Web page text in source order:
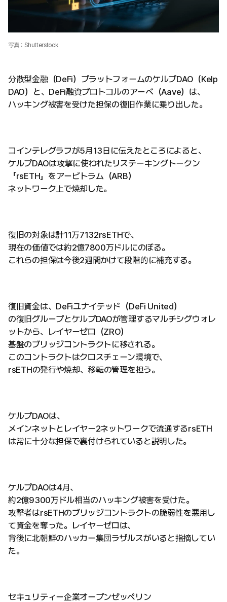
写真：Shutterstock
分散型金融（DeFi）プラットフォームのケルプDAO（Kelp
DAO）と、DeFi融資プロトコルのアーベ（Aave）は、
ハッキング被害を受けた担保の復旧作業に乗り出した。
コインテレグラフが5月13日に伝えたところによると、
ケルプDAOは攻撃に使われたリステーキングトークン
「rsETH」をアービトラム（ARB）
ネットワーク上で焼却した。
復旧の対象は計11万7132rsETHで、
現在の価値では約2億7800万ドルにのぼる。
これらの担保は今後2週間かけて段階的に補充する。
復旧資金は、DeFiユナイテッド（DeFi United）
の復旧グループとケルプDAOが管理するマルチシグウォレ
ットから、レイヤーゼロ（ZRO）
基盤のブリッジコントラクトに移される。
このコントラクトはクロスチェーン環境で、
rsETHの発行や焼却、移転の管理を担う。
ケルプDAOは、
メインネットとレイヤー2ネットワークで流通するrsETH
は常に十分な担保で裏付けられていると説明した。
ケルプDAOは4月、
約2億9300万ドル相当のハッキング被害を受けた。
攻撃者はrsETHのブリッジコントラクトの脆弱性を悪用し
て資金を奪った。レイヤーゼロは、
背後に北朝鮮のハッカー集団ラザルスがいると指摘してい
た。
セキュリティー企業オープンゼッペリン